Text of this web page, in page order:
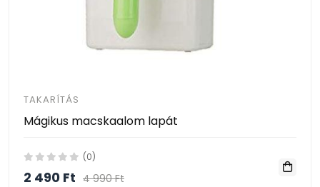
TAKARÍTÁS
Mágikus macskaalom lapát
(0)
2 490 Ft 4 990 Ft